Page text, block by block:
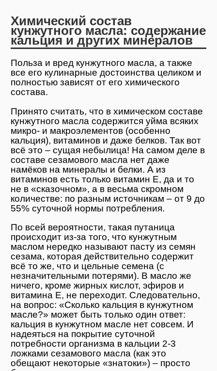
Химический состав
кунжутного масла: содержание
кальция и других минералов
Польза и вред кунжутного масла, а также
все его кулинарные достоинства целиком и
полностью зависят от его химического
состава.
Принято считать, что в химическом составе
кунжутного масла содержится уйма всяких
микро- и макроэлементов (особенно
кальция), витаминов и даже белков. Так вот
всё это – сущая небылица! На самом деле в
составе сезамового масла нет даже
намёков на минералы и белки. А из
витаминов есть только витамин E, да и то
не в «сказочном», а в весьма скромном
количестве: по разным источникам – от 9 до
55% суточной нормы потребления.
По всей вероятности, такая путаница
происходит из-за того, что кунжутным
маслом нередко называют пасту из семян
сезама, которая действительно содержит
всё то же, что и цельные семена (с
незначительными потерями). В масло же
ничего, кроме жирных кислот, эфиров и
витамина E, не переходит. Следовательно,
на вопрос: «Сколько кальция в кунжутном
масле?» может быть только один ответ:
кальция в кунжутном масле нет совсем. И
надеяться на покрытие суточной
потребности организма в кальции 2-3
ложками сезамового масла (как это
обещают некоторые «знатоки») – просто